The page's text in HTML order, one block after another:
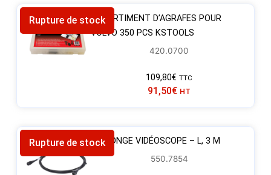
Rupture de stockASSORTIMENT D’AGRAFES POUR
VOLVO 350 PCS KSTOOLS
420.0700
109,80€ TTC
91,50€ HT
Rupture de stockRALLONGE VIDÉOSCOPE – L, 3 M
550.7854